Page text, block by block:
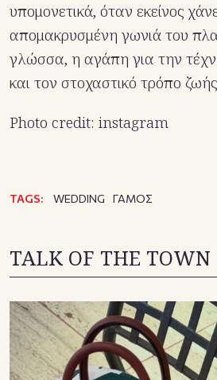
υπομονετικά, όταν εκείνος
απομακρυσμένη γωνιά του
γλώσσα, η αγάπη για την
και τον στοχαστικό τρόπο
Photo credit: instagram
TAGS: WEDDING ΓΑΜΟΣ
TALK OF THE TOWN